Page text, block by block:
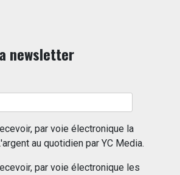
newsletter
par voie électronique la
au quotidien par YC Media.
par voie électronique les